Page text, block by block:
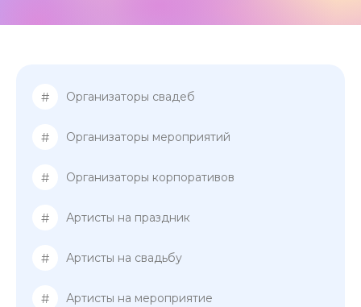
# Организаторы свадеб
# Организаторы мероприятий
# Организаторы корпоративов
# Артисты на праздник
# Артисты на свадьбу
# Артисты на мероприятие